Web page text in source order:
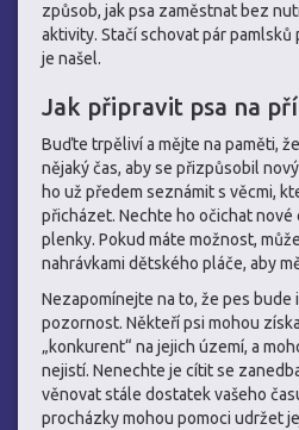
způsob, jak psa zaměstnat bez
aktivity. Stačí schovat pár pamlsků
je našel.
Jak připravit psa na
Buďte trpěliví a mějte na paměti,
nějaký čas, aby se přizpůsobil
ho už předem seznámit s věcmi,
přicházet. Nechte ho očichat nové
plenky. Pokud máte možnost,
nahrávkami dětského pláče, aby
Nezapomínejte na to, že pes bude
pozornost. Někteří psi mohou
„konkurent“ na jejich území, a
nejistí. Nenechte je cítit se
věnovat stále dostatek vašeho
procházky mohou pomoci udržet